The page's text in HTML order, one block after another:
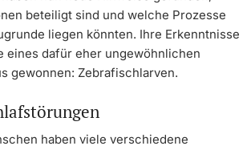
beteiligt sind und welche Prozesse
liegen könnten. Ihre Erkenntnisse
eines dafür eher ungewöhnlichen
gewonnen: Zebrafischlarven.
haben viele verschiedene